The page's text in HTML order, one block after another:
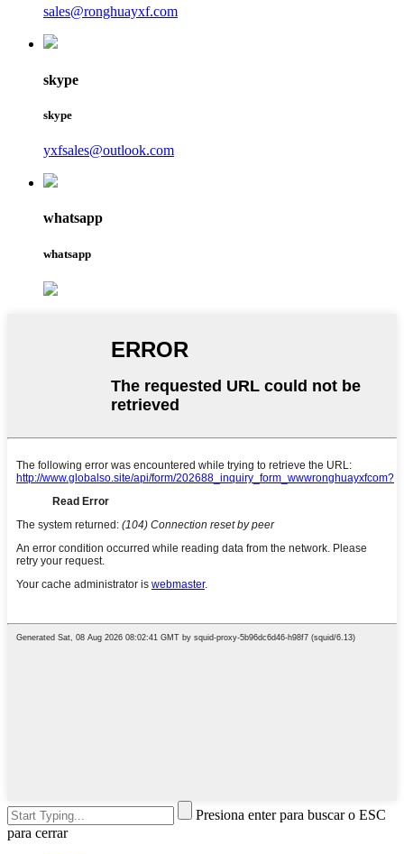
sales@ronghuayxf.com
skype
skype
yxfsales@outlook.com
whatsapp
whatsapp
Presiona enter para buscar o ESC
para cerrar